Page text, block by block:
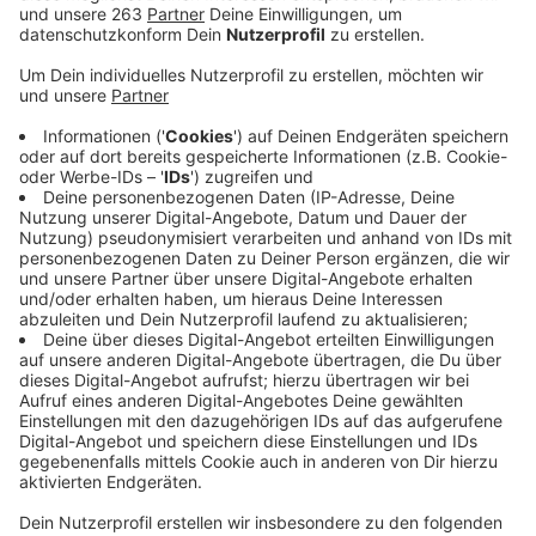
einen abwechslungsreichen, informativen und
kurzweiligen Tag.
Veröffentlicht:Sonntag, 15.05.2022 09:01
Anzeige
Auf dem "Wilhelmsplatz" und im "Haus des Gastes"
findet parallel der Kneipp-Gesundheitstag statt.
Zwischen 11:00 Uhr und 18:00 Uhr werden Vorträge
zum Thema Gesundheit sowie Mitmachkurse,
Pilates, Qi Gong, Yoga, Nordic Walking und Kneippen im
Stadtgarten sowie Ernährungstipps auf
dem "Wilhelmsplatz" angeboten. DieZwei- und Vierrad-
Veteranen Freunde Wittgensteinmachen eine
Oldtimer-Ausstellung. Und von 12:00 Uhr bis 16:00 Uhr
feiert der ersteBad Laaspher Open-Air-
MädelsflohmarktPremiere. Auf dem Parkplatz von